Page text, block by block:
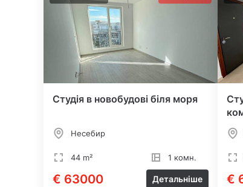
Студія в новобудові біля моря
Несебир
44 m² 1 комн.
€ 63000 Детальніше €